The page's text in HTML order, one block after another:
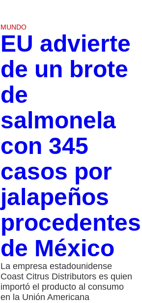
MUNDO
EU advierte
de un brote
de
salmonela
con 345
casos por
jalapeños
procedentes
de México
La empresa estadounidense
Coast Citrus Distributors es quien
importó el producto al consumo
en la Unión Americana